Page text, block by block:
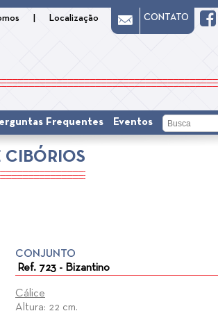
Localização CONTATO
Frequentes Eventos
CIBÓRIOS
CONJUNTO
Ref. 723 - Bizantino
Cálice
Altura: 22 cm.